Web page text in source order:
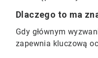
Dlaczego to ma
Gdy głównym
zapewnia kluczową